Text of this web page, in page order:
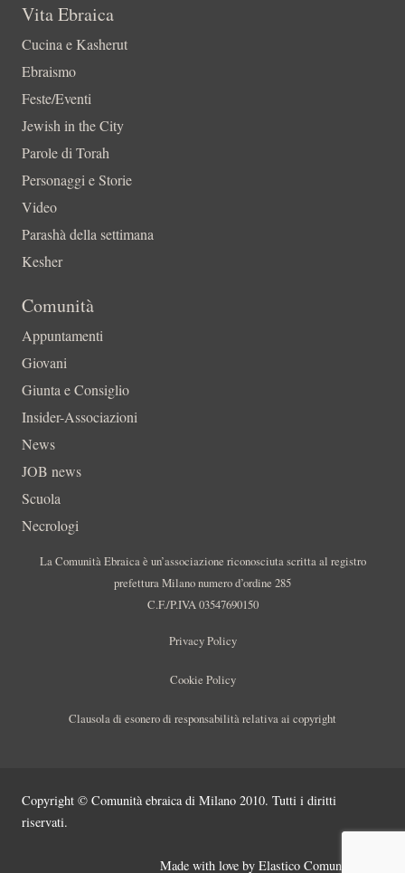
Vita Ebraica
Cucina e Kasherut
Ebraismo
Feste/Eventi
Jewish in the City
Parole di Torah
Personaggi e Storie
Video
Parashà della settimana
Kesher
Comunità
Appuntamenti
Giovani
Giunta e Consiglio
Insider-Associazioni
News
JOB news
Scuola
Necrologi
La Comunità Ebraica è un’associazione riconosciuta scritta al registro
prefettura Milano numero d’ordine 285
C.F./P.IVA 03547690150
Privacy Policy
Cookie Policy
Clausola di esonero di responsabilità relativa ai copyright
Copyright © Comunità ebraica di Milano 2010. Tutti i diritti
riservati.
Made with love by Elastico Comunicazione